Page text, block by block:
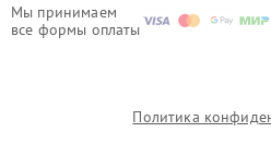
Мы принимаем
все формы оплаты
Политика